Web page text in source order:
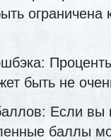
ограничена
быть не
Если вы
баллы